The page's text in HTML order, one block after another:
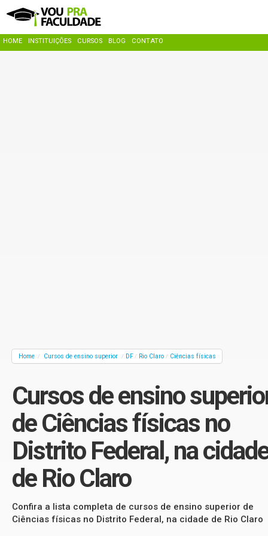
HOME INSTITUIÇÕES CURSOS BLOG CONTATO
Home / Cursos de ensino superior / DF / Rio Claro / Ciências físicas
Cursos de ensino
de Ciências físicas no
Distrito Federal, na
de Rio Claro
Confira a lista completa de cursos de ensino superior de
Ciências físicas no Distrito Federal, na cidade de Rio Claro